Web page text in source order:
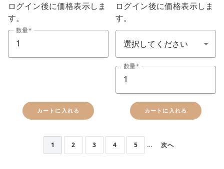
ログイン後に価格表示しま
す。
数量
カートに入れる
ログイン後に価格表示しま
す。
ガウン＆タオル(布類顏色)
数量
カートに入れる
1 2 3 4 5 ... 次へ